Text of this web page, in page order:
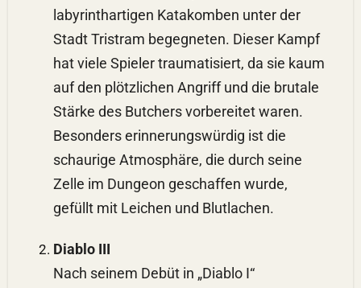
labyrinthartigen Katakomben unter der
Stadt Tristram begegneten. Dieser Kampf
hat viele Spieler traumatisiert, da sie kaum
auf den plötzlichen Angriff und die brutale
Stärke des Butchers vorbereitet waren.
Besonders erinnerungswürdig ist die
schaurige Atmosphäre, die durch seine
Zelle im Dungeon geschaffen wurde,
gefüllt mit Leichen und Blutlachen.
Diablo III
Nach seinem Debüt in „Diablo I“